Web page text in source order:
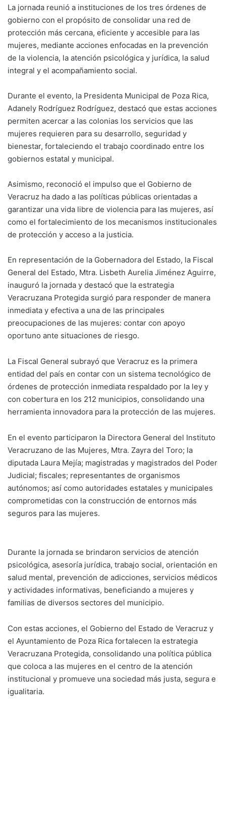
La jornada reunió a instituciones de los tres órdenes de
gobierno con el propósito de consolidar una red de
protección más cercana, eficiente y accesible para las
mujeres, mediante acciones enfocadas en la prevención
de la violencia, la atención psicológica y jurídica, la salud
integral y el acompañamiento social.
Durante el evento, la Presidenta Municipal de Poza Rica,
Adanely Rodríguez Rodríguez, destacó que estas acciones
permiten acercar a las colonias los servicios que las
mujeres requieren para su desarrollo, seguridad y
bienestar, fortaleciendo el trabajo coordinado entre los
gobiernos estatal y municipal.
Asimismo, reconoció el impulso que el Gobierno de
Veracruz ha dado a las políticas públicas orientadas a
garantizar una vida libre de violencia para las mujeres, así
como el fortalecimiento de los mecanismos institucionales
de protección y acceso a la justicia.
En representación de la Gobernadora del Estado, la Fiscal
General del Estado, Mtra. Lisbeth Aurelia Jiménez Aguirre,
inauguró la jornada y destacó que la estrategia
Veracruzana Protegida surgió para responder de manera
inmediata y efectiva a una de las principales
preocupaciones de las mujeres: contar con apoyo
oportuno ante situaciones de riesgo.
La Fiscal General subrayó que Veracruz es la primera
entidad del país en contar con un sistema tecnológico de
órdenes de protección inmediata respaldado por la ley y
con cobertura en los 212 municipios, consolidando una
herramienta innovadora para la protección de las mujeres.
En el evento participaron la Directora General del Instituto
Veracruzano de las Mujeres, Mtra. Zayra del Toro; la
diputada Laura Mejía; magistradas y magistrados del Poder
Judicial; fiscales; representantes de organismos
autónomos; así como autoridades estatales y municipales
comprometidas con la construcción de entornos más
seguros para las mujeres.
Durante la jornada se brindaron servicios de atención
psicológica, asesoría jurídica, trabajo social, orientación en
salud mental, prevención de adicciones, servicios médicos
y actividades informativas, beneficiando a mujeres y
familias de diversos sectores del municipio.
Con estas acciones, el Gobierno del Estado de Veracruz y
el Ayuntamiento de Poza Rica fortalecen la estrategia
Veracruzana Protegida, consolidando una política pública
que coloca a las mujeres en el centro de la atención
institucional y promueve una sociedad más justa, segura e
igualitaria.